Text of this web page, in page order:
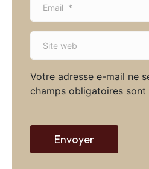
Votre adresse e-mail ne
champs obligatoires sont
*
a
l
*
S
e
w
b
Envoyer